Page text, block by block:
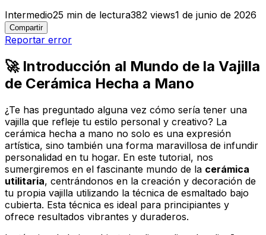
Intermedio25 min de lectura382 views1 de junio de 2026
Compartir
Reportar error
🚀 Introducción al Mundo de la Vajilla
de Cerámica Hecha a Mano
¿Te has preguntado alguna vez cómo sería tener una
vajilla que refleje tu estilo personal y creativo? La
cerámica hecha a mano no solo es una expresión
artística, sino también una forma maravillosa de infundir
personalidad en tu hogar. En este tutorial, nos
sumergiremos en el fascinante mundo de la cerámica
utilitaria, centrándonos en la creación y decoración de
tu propia vajilla utilizando la técnica de esmaltado bajo
cubierta. Esta técnica es ideal para principiantes y
ofrece resultados vibrantes y duraderos.